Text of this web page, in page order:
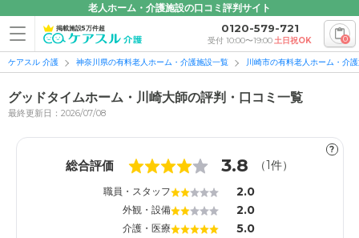
老人ホーム・介護施設の口コミ評判サイト
掲載施設5万件超 0120-579-721
受付 10:00〜19:00土日祝OK 0
ケアスル 介護 神奈川県の有料老人ホーム・介護施設一覧 川崎市の有料老人ホーム・介
グッドタイムホーム・川崎大師の評判・口コミ一覧
最終更新日：2026/07/08
?
総合評価 3.8 （1件）
職員・スタッフ 2.0
外観・設備 2.0
介護・医療 5.0